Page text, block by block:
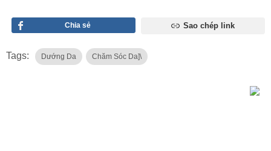
Chia sẻ Sao chép link
Tags: Dướng Da Chăm Sóc Da]\